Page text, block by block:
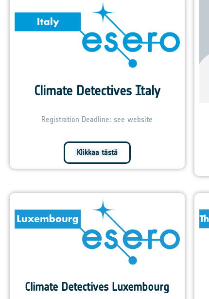
Climate Detectives Italy
Registration Deadline: see website
Klikkaa tästä
Climate Detectives Luxembourg